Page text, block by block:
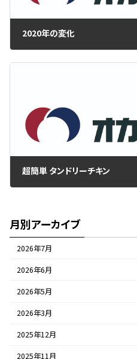
2020年の変化
超簡単 タンドリーチキン
月別アーカイブ
2026年7月
2026年6月
2026年5月
2026年3月
2025年12月
2025年11月